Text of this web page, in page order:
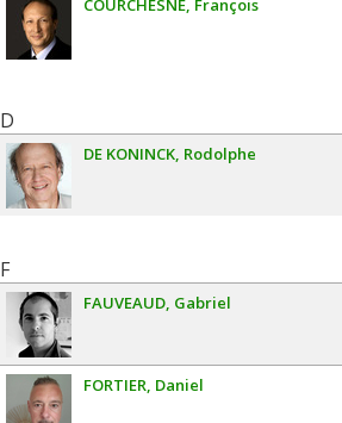
COURCHESNE François
D
DE KONINCK Rodolphe
F
FAUVEAUD Gabriel
FORTIER Daniel